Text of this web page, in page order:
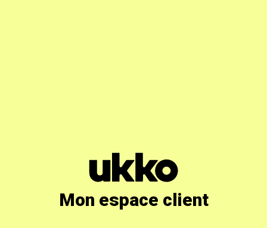
Mon espace client